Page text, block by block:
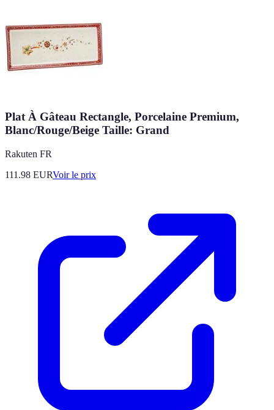
Plat À Gâteau Rectangle, Porcelaine Premium,
Blanc/Rouge/Beige Taille: Grand
Rakuten FR
111.98 EURVoir le prix